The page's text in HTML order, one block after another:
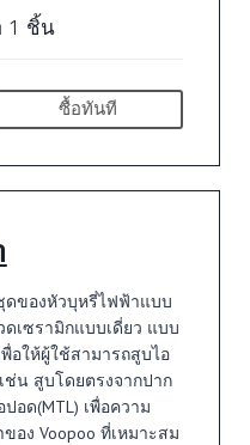
1 ชิ้น
ซื้อทันที
ชุดของหัวบุหรี่ไฟฟ้าแบบ
เซรามิกแบบเดี่ยว แบบ
อให้ผู้ใช้สามารถสูบไอ
น สูบโดยตรงจากปาก
อด(MTL) เพื่อความ
อง Voopoo ที่เหมาะสม